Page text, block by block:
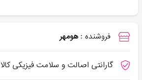
فروشنده : هومهر
گارانتی اصالت و سلامت فیزیکی کالا